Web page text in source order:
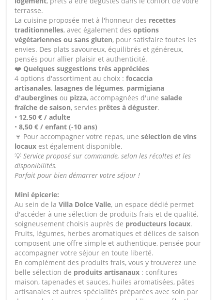
terrasse.
La cuisine proposée met à l'honneur des recettes
traditionnelles, avec également des options
végétariennes ou sans gluten, pour satisfaire toutes les
envies. Des plats savoureux, équilibrés et généreux,
pensés pour allier plaisir et authenticité.
❤️ Quelques suggestions très appréciées
4 options d'assortiment au choix : focaccia
artisanales, lasagnes de légumes, parmigiana
d'aubergines ou pizza, accompagnées d'une salade
fraîche de saison, servies prêtes à déguster.
• 12,50 € / adulte
• 8,50 € / enfant (-10 ans)
🍷 Pour accompagner votre repas, une sélection de vins
locaux est également disponible.
💡 Service proposé sur commande, selon les récoltes et les
disponibilités.
Parfait pour bien démarrer votre séjour !
Mini épicerie:
Au sein de la Villa Dolce Valle, un espace dédié permet
d'accéder à une sélection de produits frais et de qualité,
soigneusement choisis auprès de producteurs locaux.
Fruits, légumes, herbes aromatiques et délices de saison
composent une offre simple et authentique, pensée pour
accompagner votre séjour en toute liberté.
En complément des produits frais, vous y trouverez une
belle sélection de produits artisanaux : confitures
maison, tapenades et sauces, huiles aromatisées, pâtes
artisanales et autres spécialités préparées avec soin par